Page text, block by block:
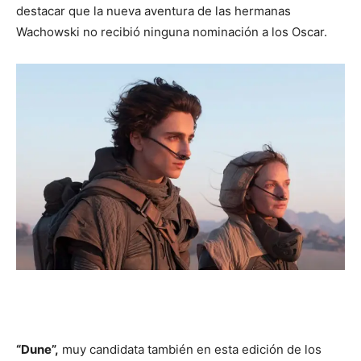
destacar que la nueva aventura de las hermanas
Wachowski no recibió ninguna nominación a los Oscar.
“Dune”, muy candidata también en esta edición de los